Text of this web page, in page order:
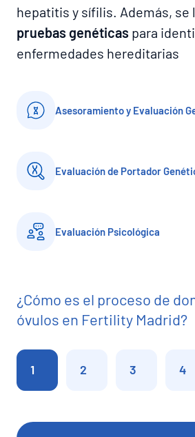
hepatitis y sífilis. Además, se
pruebas genéticas para
enfermedades hereditarias
Asesoramiento y Evaluación
Evaluación de Portador
Evaluación Psicológica
¿Cómo es el proceso de
óvulos en Fertility Madrid?
1 2 3 4